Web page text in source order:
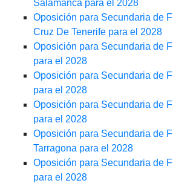
Salamanca para el 2028
Oposición para Secundaria de
Cruz De Tenerife para el 2028
Oposición para Secundaria de
para el 2028
Oposición para Secundaria de
para el 2028
Oposición para Secundaria de
para el 2028
Oposición para Secundaria de
Tarragona para el 2028
Oposición para Secundaria de
para el 2028